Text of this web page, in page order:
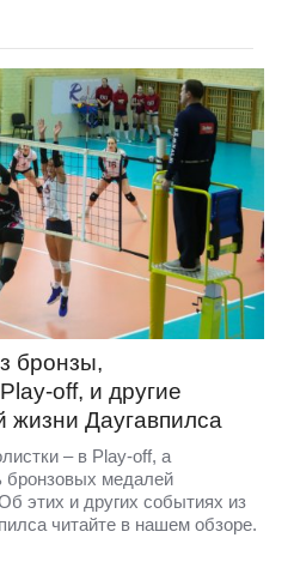
бронзы,
off, и другие
жизни Даугавпилса
– в Play-off, а
бронзовых медалей
этих и других событиях из
читайте в нашем обзоре.